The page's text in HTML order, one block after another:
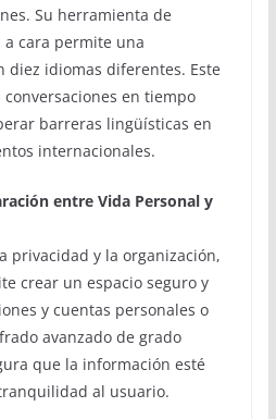
Su herramienta de
a cara permite una
diez idiomas diferentes. Este
en tiempo
barreras lingüísticas en
internacionales.
entre Vida Personal y
privacidad y la organización,
crear un espacio seguro y
y cuentas personales o
avanzado de grado
que la información esté
al usuario.